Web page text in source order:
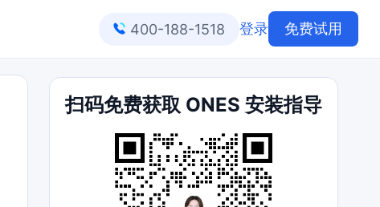
400-188-1518 登录 免费试用
扫码免费获取 ONES 安装指导